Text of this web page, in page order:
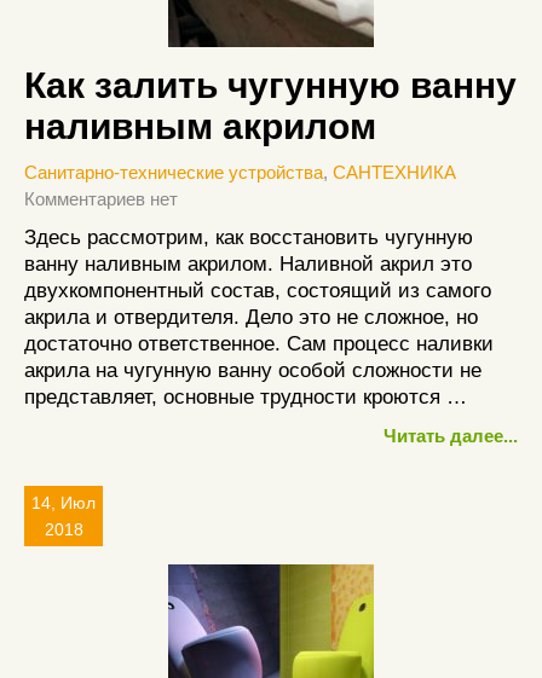
Как залить чугунную ванну
наливным акрилом
Санитарно-технические устройства, САНТЕХНИКА
Комментариев нет
Здесь рассмотрим, как восстановить чугунную
ванну наливным акрилом. Наливной акрил это
двухкомпонентный состав, состоящий из самого
акрила и отвердителя. Дело это не сложное, но
достаточно ответственное. Сам процесс наливки
акрила на чугунную ванну особой сложности не
представляет, основные трудности кроются …
Читать далее...
14, Июл
2018